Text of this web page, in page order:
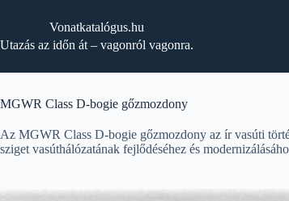
Vonatkatalógus.hu
Utazás az időn át – vagonról vagonra.
MGWR Class D-bogie gőzmozdony
Az MGWR Class D-bogie gőzmozdony az ír vasúti
sziget vasúthálózatának fejlődéséhez és